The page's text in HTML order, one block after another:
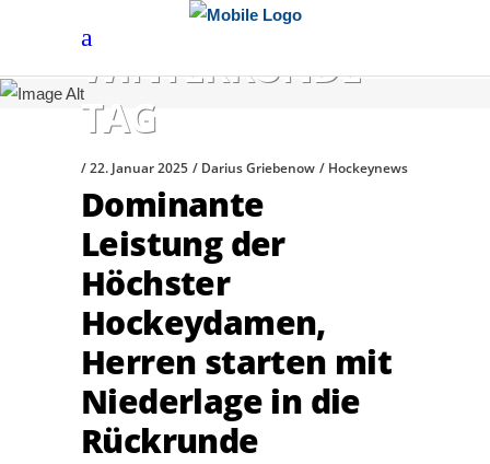
WINTERRUNDE
TAG
22. Januar 2025 Darius Griebenow Hockeynews
Dominante
Leistung der
Höchster
Hockeydamen,
Herren starten mit
Niederlage in die
Rückrunde